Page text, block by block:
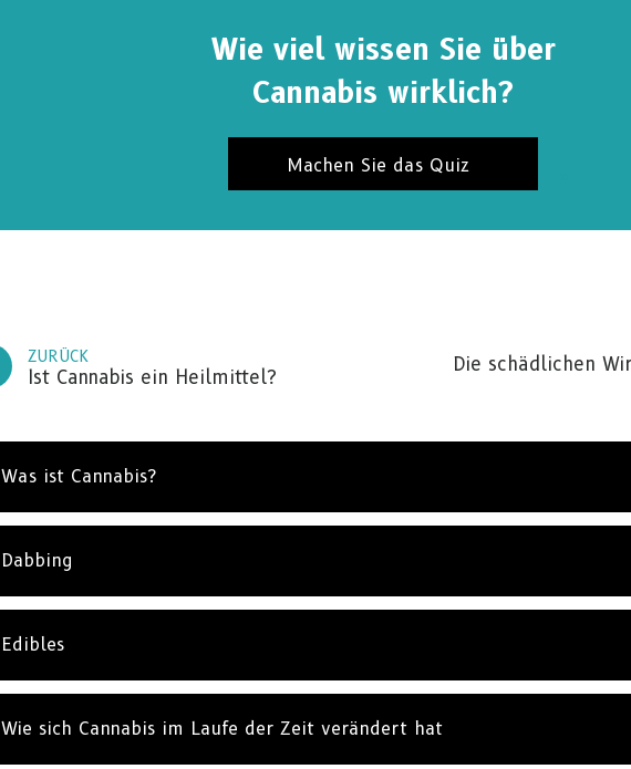
Wie viel wissen Sie über
Cannabis wirklich?
Machen Sie das Quiz
ZURÜCK
Ist Cannabis ein Heilmittel?
Die schädlichen
Was ist Cannabis?
Dabbing
Edibles
Wie sich Cannabis im Laufe der Zeit verändert hat